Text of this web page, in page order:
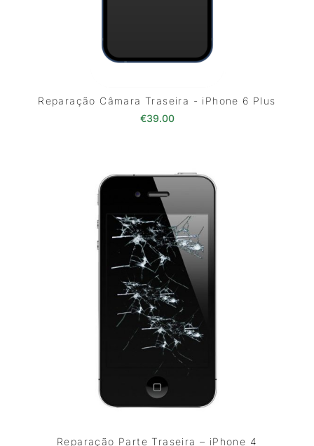
Reparação Câmara Traseira - iPhone 6 Plus
€39.00
Reparação Parte Traseira – iPhone 4